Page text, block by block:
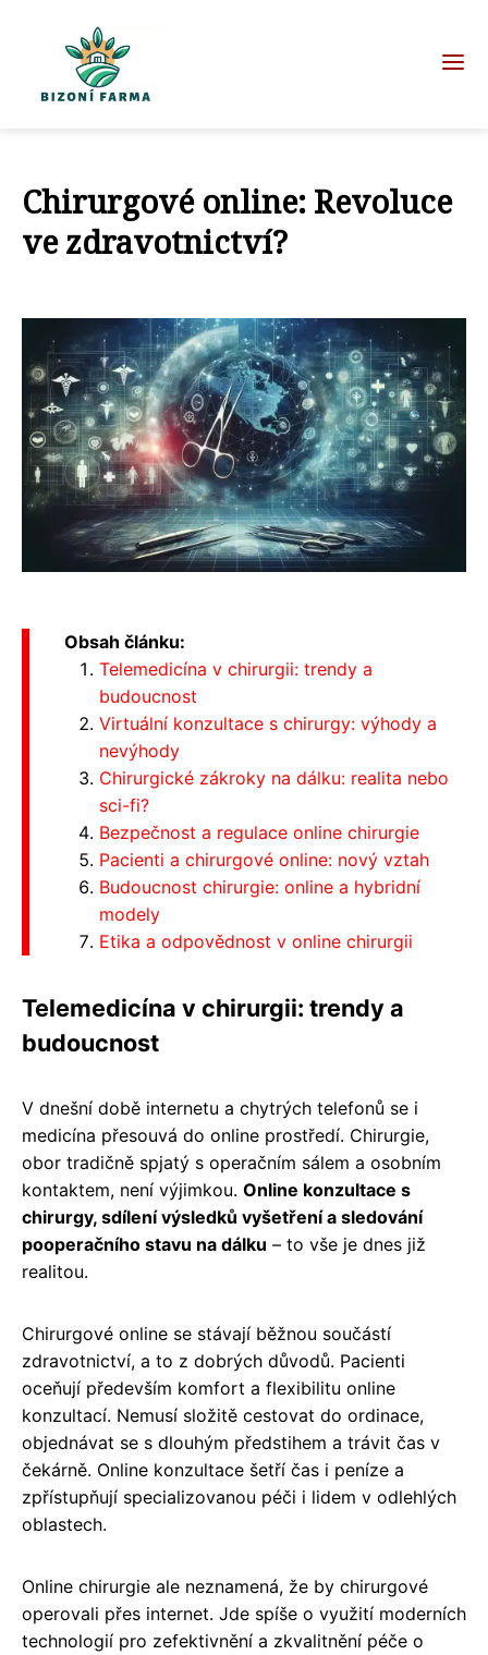
Chirurgové online: Revoluce
ve zdravotnictví?
Obsah článku:
Telemedicína v chirurgii: trendy a
budoucnost
Virtuální konzultace s chirurgy: výhody a
nevýhody
Chirurgické zákroky na dálku: realita nebo
sci-fi?
Bezpečnost a regulace online chirurgie
Pacienti a chirurgové online: nový vztah
Budoucnost chirurgie: online a hybridní
modely
Etika a odpovědnost v online chirurgii
Telemedicína v chirurgii: trendy a
budoucnost
V dnešní době internetu a chytrých telefonů se i
medicína přesouvá do online prostředí. Chirurgie,
obor tradičně spjatý s operačním sálem a osobním
kontaktem, není výjimkou. Online konzultace s
chirurgy, sdílení výsledků vyšetření a sledování
pooperačního stavu na dálku – to vše je dnes již
realitou.
Chirurgové online se stávají běžnou součástí
zdravotnictví, a to z dobrých důvodů. Pacienti
oceňují především komfort a flexibilitu online
konzultací. Nemusí složitě cestovat do ordinace,
objednávat se s dlouhým předstihem a trávit čas v
čekárně. Online konzultace šetří čas i peníze a
zpřístupňují specializovanou péči i lidem v odlehlých
oblastech.
Online chirurgie ale neznamená, že by chirurgové
operovali přes internet. Jde spíše o využití moderních
technologií pro zefektivnění a zkvalitnění péče o